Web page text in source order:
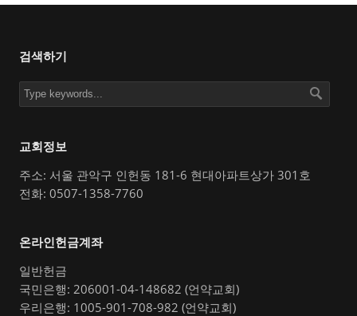
검색하기
교회정보
주소: 서울 관악구 인헌동 181-6 현대아파트상가 301호
전화: 0507-1358-7760
온라인헌금계좌
일반헌금
국민은행: 206001-04-148682 (언약교회)
우리은행: 1005-901-708-982 (언약교회)